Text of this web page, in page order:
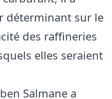
déterminant sur le
des raffineries
elles seraient
Salmane a